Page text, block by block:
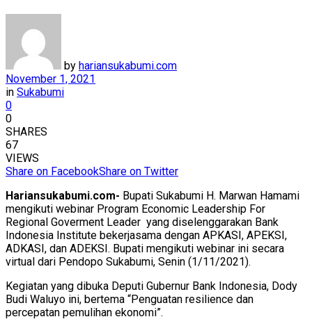
by hariansukabumi.com
November 1, 2021
in Sukabumi
0
0
SHARES
67
VIEWS
Share on FacebookShare on Twitter
Hariansukabumi.com- Bupati Sukabumi H. Marwan Hamami
mengikuti webinar Program Economic Leadership For
Regional Goverment Leader yang diselenggarakan Bank
Indonesia Institute bekerjasama dengan APKASI, APEKSI,
ADKASI, dan ADEKSI. Bupati mengikuti webinar ini secara
virtual dari Pendopo Sukabumi, Senin (1/11/2021).
Kegiatan yang dibuka Deputi Gubernur Bank Indonesia, Dody
Budi Waluyo ini, bertema “Penguatan resilience dan
percepatan pemulihan ekonomi”.